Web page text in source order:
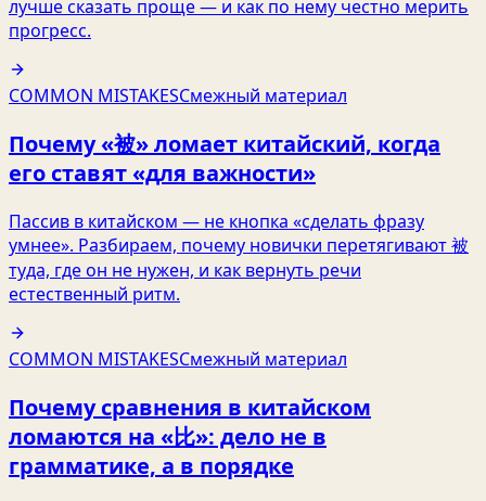
лучше сказать проще — и как по нему честно мерить
прогресс.
COMMON MISTAKESСмежный материал
Почему «被» ломает китайский, когда
его ставят «для важности»
Пассив в китайском — не кнопка «сделать фразу
умнее». Разбираем, почему новички перетягивают 被
туда, где он не нужен, и как вернуть речи
естественный ритм.
COMMON MISTAKESСмежный материал
Почему сравнения в китайском
ломаются на «比»: дело не в
грамматике, а в порядке